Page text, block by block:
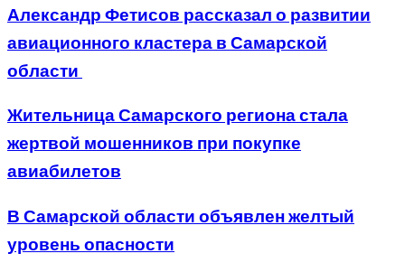
Александр Фетисов рассказал о развитии
авиационного кластера в Самарской
области
Жительница Самарского региона стала
жертвой мошенников при покупке
авиабилетов
В Самарской области объявлен желтый
уровень опасности